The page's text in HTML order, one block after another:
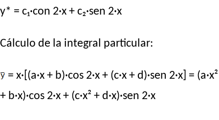
y* = c₁·con 2·x + c₂·sen 2·x
Cálculo de la integral particular:
= x·[(a·x + b)·cos 2·x + (c·x + d)·sen 2·x] = (a·x²
+ b·x)·cos 2·x + (c·x² + d·x)·sen 2·x